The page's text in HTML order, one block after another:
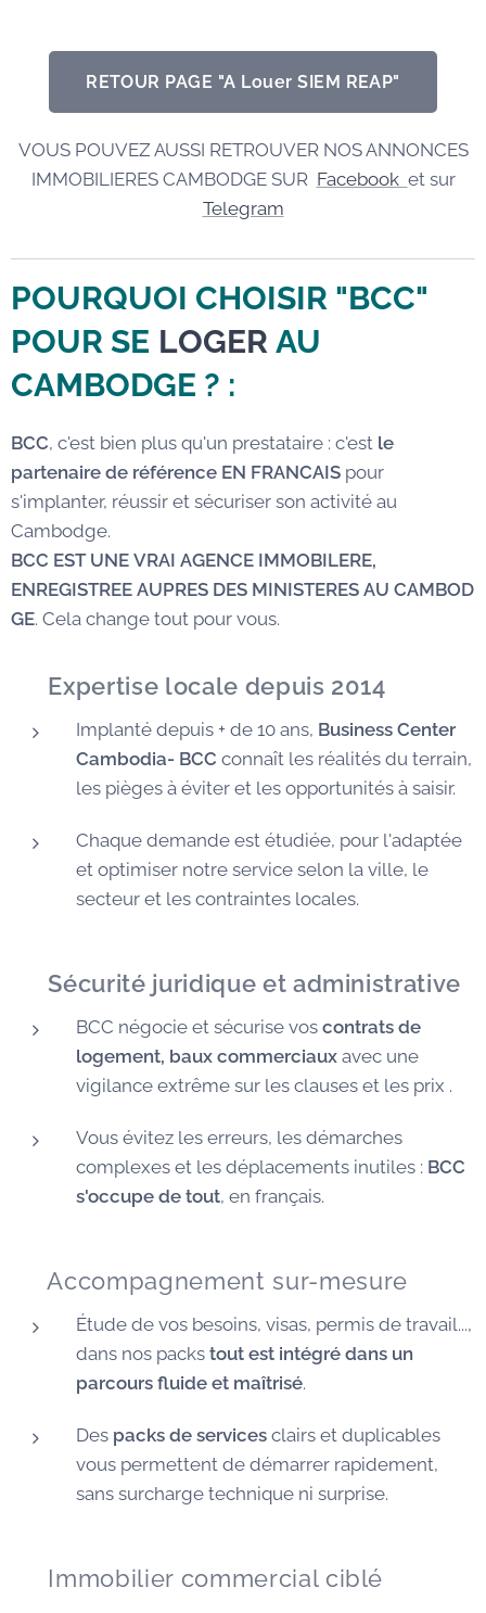
RETOUR PAGE "A Louer SIEM REAP"
VOUS POUVEZ AUSSI RETROUVER NOS ANNONCES
IMMOBILIERES CAMBODGE SUR Facebook et sur
Telegram
POURQUOI CHOISIR "BCC"
POUR SE LOGER AU
CAMBODGE ? :
BCC, c'est bien plus qu'un prestataire : c'est le
partenaire de référence EN FRANCAIS pour
s'implanter, réussir et sécuriser son activité au
Cambodge.
BCC EST UNE VRAI AGENCE IMMOBILERE,
ENREGISTREE AUPRES DES MINISTERES AU CAMBOD
GE. Cela change tout pour vous.
Expertise locale depuis 2014
Implanté depuis + de 10 ans, Business Center
Cambodia- BCC connaît les réalités du terrain,
les pièges à éviter et les opportunités à saisir.
Chaque demande est étudiée, pour l'adaptée
et optimiser notre service selon la ville, le
secteur et les contraintes locales.
🛡️Sécurité juridique et administrative
BCC négocie et sécurise vos contrats de
logement, baux commerciaux avec une
vigilance extrême sur les clauses et les prix .
Vous évitez les erreurs, les démarches
complexes et les déplacements inutiles : BCC
s'occupe de tout, en français.
🧭 Accompagnement sur-mesure
Étude de vos besoins, visas, permis de travail...,
dans nos packs tout est intégré dans un
parcours fluide et maîtrisé.
Des packs de services clairs et duplicables
vous permettent de démarrer rapidement,
sans surcharge technique ni surprise.
🏠 Immobilier commercial ciblé